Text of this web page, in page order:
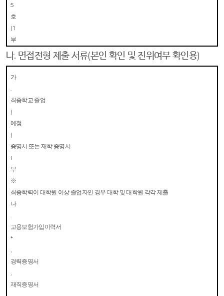
5
호
) 1
부
나. 면접전형 제출 서류(본인 확인 및 진위여부 확인용)
가
최종학교 졸업
(
예정
)
증명서 또는 재학 증명서
1
부
※
최종학력이 대학원 이상 졸업자인 경우 대학 및 대학원 각각 제출
나
고용보험가입이력서
*
경력증명서
재직증명서